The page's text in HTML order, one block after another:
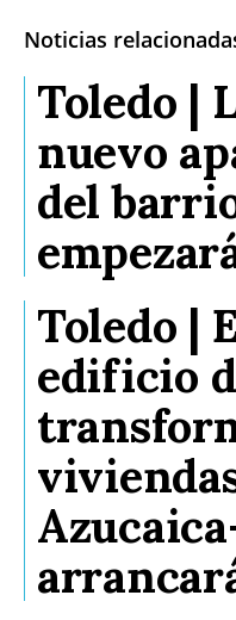
Noticias
Toledo |
nuevo
del
Toledo |
edificio